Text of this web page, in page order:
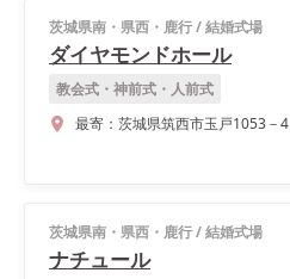
茨城県南・県西・鹿行/結婚式場
ダイヤモンドホール
教会式・神前式・人前式
最寄： 茨城県筑西市玉戸1053－4
茨城県南・県西・鹿行/結婚式場
ナチュール